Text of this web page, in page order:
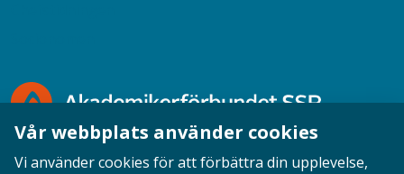
Vår webbplats använder cookies
Vi använder cookies för att förbättra din upplevelse,